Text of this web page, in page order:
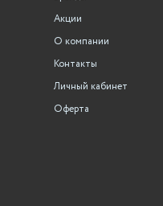
Акции
О компании
Контакты
Личный кабинет
Оферта